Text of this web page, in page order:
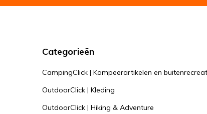
Categorieën
CampingClick | Kampeerartikelen en
OutdoorClick | Kleding
OutdoorClick | Hiking & Adventure